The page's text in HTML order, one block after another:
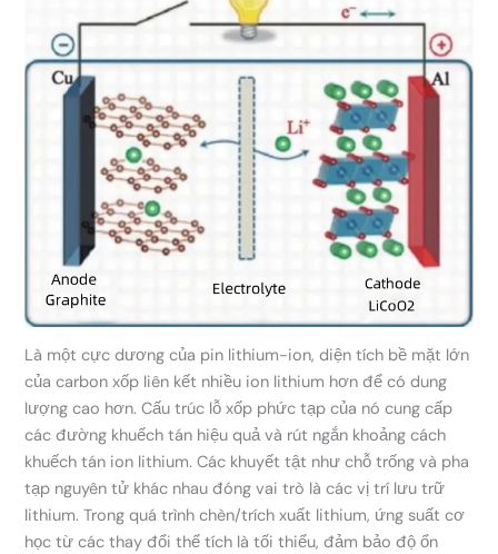
Là một cực dương của pin lithium-ion, diện tích bề mặt lớn
của carbon xốp liên kết nhiều ion lithium hơn để có dung
lượng cao hơn. Cấu trúc lỗ xốp phức tạp của nó cung cấp
các đường khuếch tán hiệu quả và rút ngắn khoảng cách
khuếch tán ion lithium. Các khuyết tật như chỗ trống và pha
tạp nguyên tử khác nhau đóng vai trò là các vị trí lưu trữ
lithium. Trong quá trình chèn/trích xuất lithium, ứng suất cơ
học từ các thay đổi thể tích là tối thiểu, đảm bảo độ ổn